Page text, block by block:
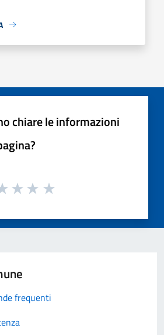
chiare le informazioni
frequenti